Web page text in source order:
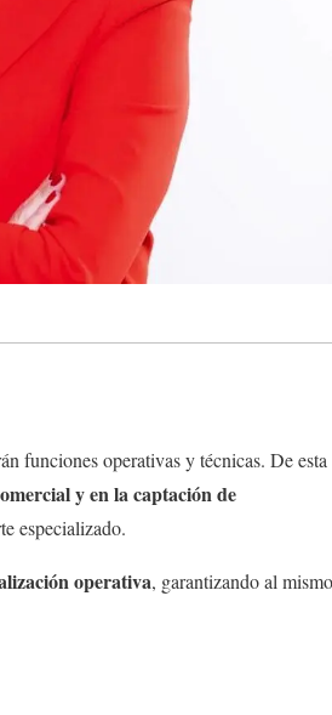
funciones operativas y técnicas. De esta
y en la captación de
especializado.
operativa, garantizando al mismo